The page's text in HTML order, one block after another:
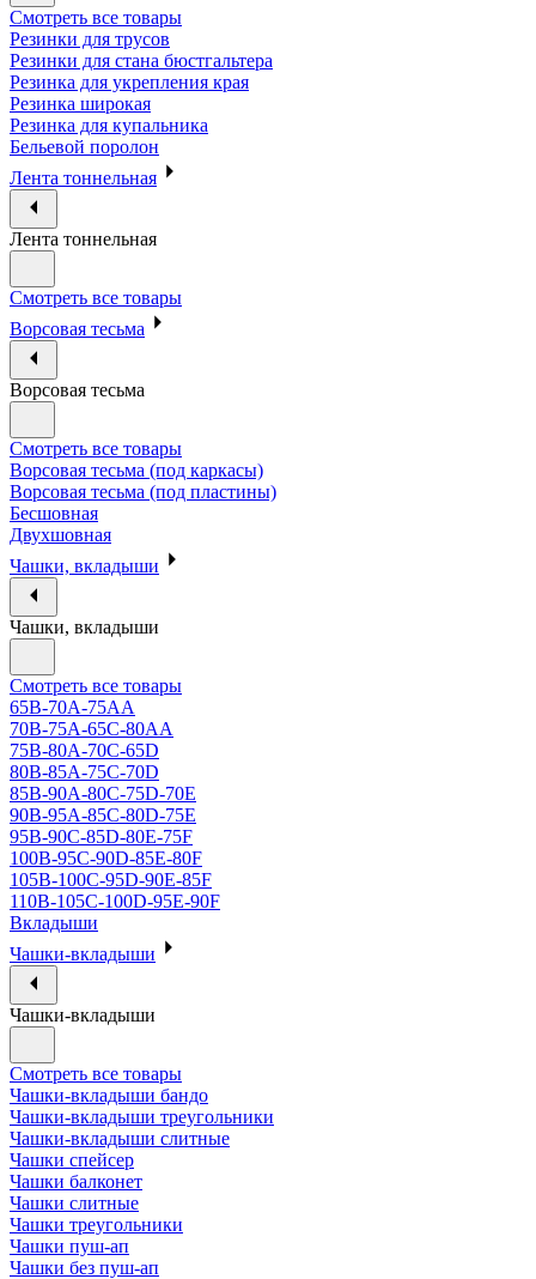
Смотреть все товары
Резинки для трусов
Резинки для стана бюстгальтера
Резинка для укрепления края
Резинка широкая
Резинка для купальника
Бельевой поролон
Лента тоннельная
Лента тоннельная
Смотреть все товары
Ворсовая тесьма
Ворсовая тесьма
Смотреть все товары
Ворсовая тесьма (под каркасы)
Ворсовая тесьма (под пластины)
Бесшовная
Двухшовная
Чашки, вкладыши
Чашки, вкладыши
Смотреть все товары
65B-70A-75АА
70В-75А-65С-80АА
75В-80А-70С-65D
80В-85А-75С-70D
85В-90А-80С-75D-70E
90B-95A-85C-80D-75E
95B-90C-85D-80E-75F
100B-95C-90D-85E-80F
105B-100C-95D-90E-85F
110B-105C-100D-95E-90F
Вкладыши
Чашки-вкладыши
Чашки-вкладыши
Смотреть все товары
Чашки-вкладыши бандо
Чашки-вкладыши треугольники
Чашки-вкладыши слитные
Чашки спейсер
Чашки балконет
Чашки слитные
Чашки треугольники
Чашки пуш-ап
Чашки без пуш-ап